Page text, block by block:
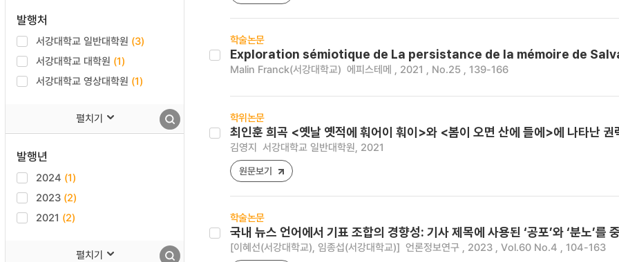
발행처
서강대학교 일반대학원 (3)
서강대학교 대학원 (1)
서강대학교 영상대학원 (1)
펼치기
발행년
2024 (1)
2023 (2)
2021 (2)
펼치기
학술논문
Exploration sémiotique de La persistance de la mémoire de
Malin Franck(서강대학교) 에피스테메 , 2021 , No.25 , 139-166
학위논문
최인훈 희곡 <옛날 옛적에 훠어이 훠이>와 <봄이 오면 산에 들에>에 나타난 권
김영지 서강대학교 일반대학원, 2021
원문보기
학술논문
국내 뉴스 언어에서 기표 조합의 경향성: 기사 제목에 사용된 ‘공포’와 ‘분노’를
[이혜선(서강대학교), 임종섭(서강대학교)] 언론정보연구 , 2023 , Vol.60 No.4 , 104-163